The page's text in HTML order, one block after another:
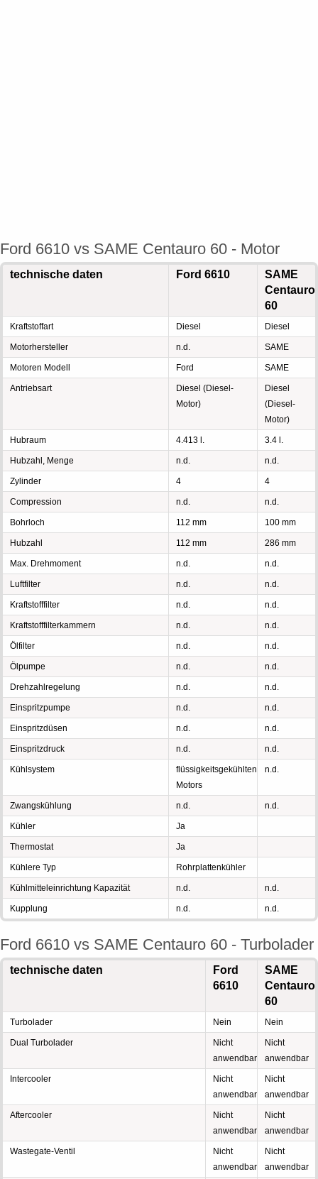
Ford 6610 vs SAME Centauro 60 - Motor
technische daten Ford 6610
SAME
Centauro
60
Kraftstoffart Diesel Diesel
Motorhersteller n.d. SAME
Motoren Modell Ford SAME
Antriebsart
Diesel (Diesel-
Motor)
Diesel
(Diesel-
Motor)
Hubraum 4.413 l. 3.4 l.
Hubzahl, Menge n.d. n.d.
Zylinder 4 4
Compression n.d. n.d.
Bohrloch 112 mm 100 mm
Hubzahl 112 mm 286 mm
Max. Drehmoment n.d. n.d.
Luftfilter n.d. n.d.
Kraftstofffilter n.d. n.d.
Kraftstofffilterkammern n.d. n.d.
Ölfilter n.d. n.d.
Ölpumpe n.d. n.d.
Drehzahlregelung n.d. n.d.
Einspritzpumpe n.d. n.d.
Einspritzdüsen n.d. n.d.
Einspritzdruck n.d. n.d.
Kühlsystem
flüssigkeitsgekühlten
Motors
n.d.
Zwangskühlung n.d. n.d.
Kühler Ja
Thermostat Ja
Kühlere Typ Rohrplattenkühler
Kühlmitteleinrichtung Kapazität n.d. n.d.
Kupplung n.d. n.d.
Ford 6610 vs SAME Centauro 60 - Turbolader
technische daten
Ford
6610
SAME
Centauro
60
Turbolader Nein Nein
Dual Turbolader
Nicht
anwendbar
Nicht
anwendbar
Intercooler
Nicht
anwendbar
Nicht
anwendbar
Aftercooler
Nicht
anwendbar
Nicht
anwendbar
Wastegate-Ventil
Nicht
anwendbar
Nicht
anwendbar